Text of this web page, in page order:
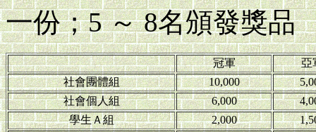
一份；5 ～ 8名頒發獎品
冠軍
亞
社會團體組
10,000
社會個人組
6,000
學生Ａ組
2,000